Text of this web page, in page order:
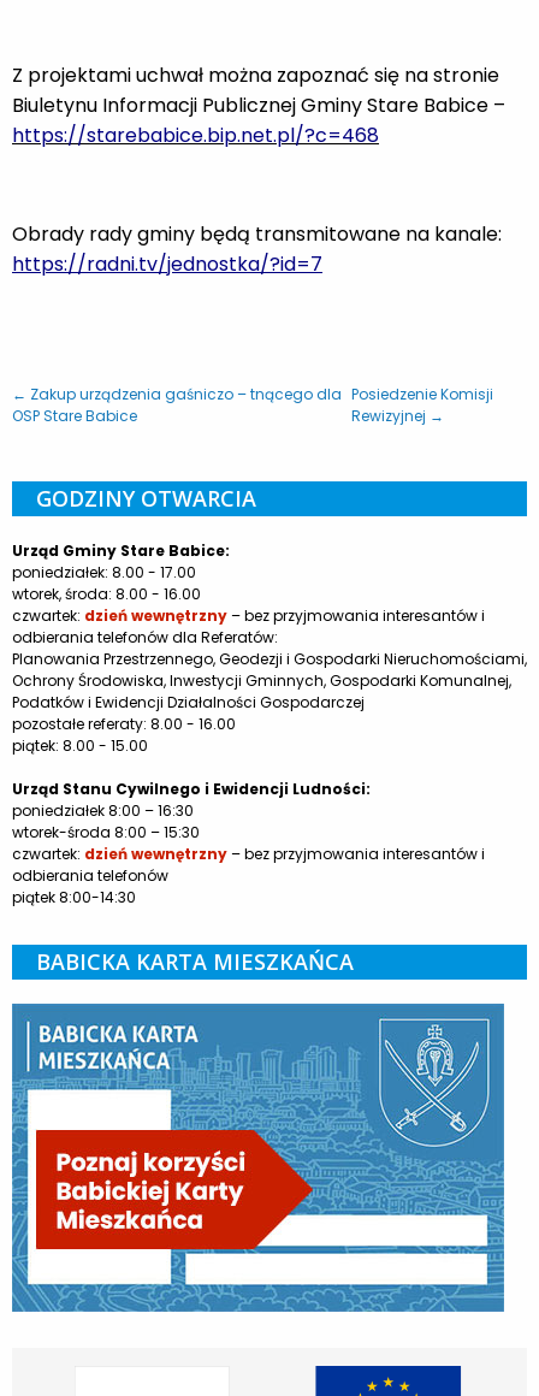
Z projektami uchwał można zapoznać się na stronie
Biuletynu Informacji Publicznej Gminy Stare Babice –
https://starebabice.bip.net.pl/?c=468
Obrady rady gminy będą transmitowane na kanale:
https://radni.tv/jednostka/?id=7
← Zakup urządzenia gaśniczo – tnącego dla
OSP Stare Babice
Posiedzenie Komisji
Rewizyjnej →
GODZINY OTWARCIA
Urząd Gminy Stare Babice:
poniedziałek: 8.00 - 17.00
wtorek, środa: 8.00 - 16.00
czwartek: dzień wewnętrzny– bez przyjmowania interesantów i
odbierania telefonów dla Referatów:
Planowania Przestrzennego, Geodezji i Gospodarki Nieruchomościami,
Ochrony Środowiska, Inwestycji Gminnych, Gospodarki Komunalnej,
Podatków i Ewidencji Działalności Gospodarczej
pozostałe referaty: 8.00 - 16.00
piątek: 8.00 - 15.00
Urząd Stanu Cywilnego i Ewidencji Ludności:
poniedziałek 8:00 – 16:30
wtorek-środa 8:00 – 15:30
czwartek: dzień wewnętrzny– bez przyjmowania interesantów i
odbierania telefonów
piątek 8:00-14:30
BABICKA KARTA MIESZKAŃCA